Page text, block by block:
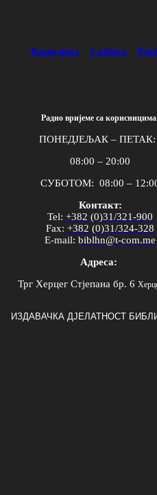
Ћирилица Latinica
Радно вријеме са
ПОНЕДЈЕЉАК – ПЕТАК:
08:00 – 20:00
СУБОТОМ: 08:00 –
Контакт:
Tel: +382 (0)31/321-900
Fax: +382 (0)31/324-328
E-mail: biblhn@t-com.me
Адреса:
Трг Херцег Стјепана бр. 6
ИЗДАВАЧКА ДЈЕЛАТНОСТ